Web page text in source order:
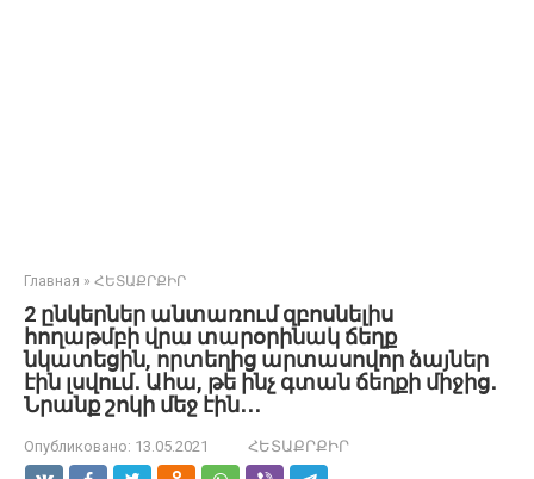
Главная » ՀԵՏԱՔՐՔԻՐ
2 ընկերներ անտառում զբոսնելիս
հողաթմբի վրա տարօրինակ ճեղք
նկատեցին, որտեղից արտասովոր ձայներ
էին լսվում․ Ահա, թե ինչ գտան ճեղքի միջից․
Նրանք շոկի մեջ էին․․․
Опубликовано: 13.05.2021 ՀԵՏԱՔՐՔԻՐ